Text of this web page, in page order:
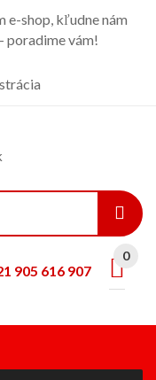
e-shop, kľudne nám
- poradime vám!
0
905 616 907